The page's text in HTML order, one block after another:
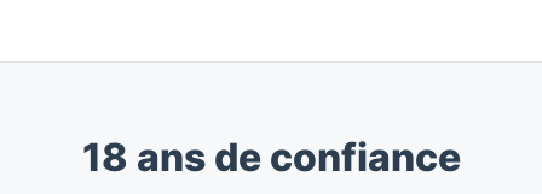
18 ans de confiance